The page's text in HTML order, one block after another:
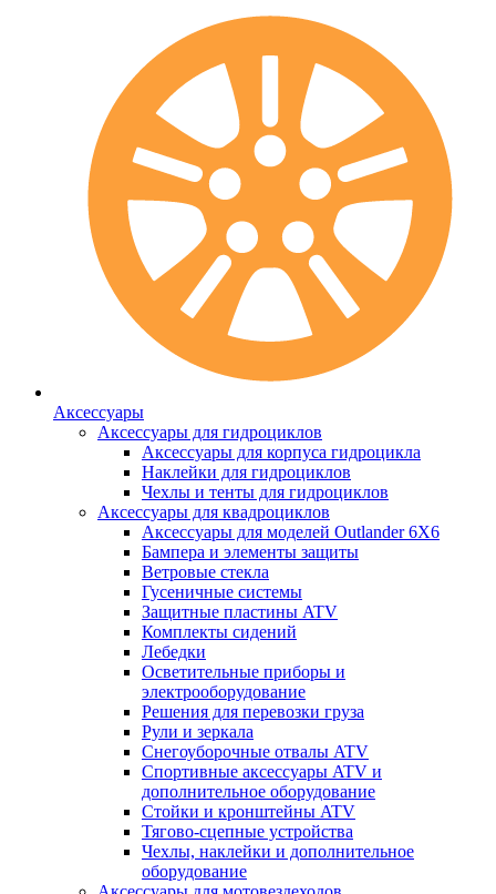
Аксессуары
Аксессуары для гидроциклов
Аксессуары для корпуса гидроцикла
Наклейки для гидроциклов
Чехлы и тенты для гидроциклов
Аксессуары для квадроциклов
Аксессуары для моделей Outlander 6X6
Бампера и элементы защиты
Ветровые стекла
Гусеничные системы
Защитные пластины ATV
Комплекты сидений
Лебедки
Осветительные приборы и
электрооборудование
Решения для перевозки груза
Рули и зеркала
Снегоуборочные отвалы ATV
Спортивные аксессуары ATV и
дополнительное оборудование
Стойки и кронштейны ATV
Тягово-сцепные устройства
Чехлы, наклейки и дополнительное
оборудование